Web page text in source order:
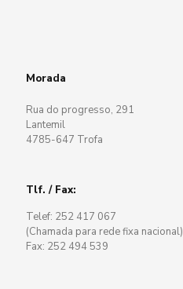
Morada
Rua do progresso, 291
Lantemil
4785-647 Trofa
Tlf. / Fax:
Telef: 252 417 067
(Chamada para rede fixa nacional)
Fax: 252 494 539